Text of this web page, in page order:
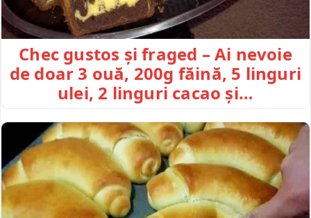
Chec gustos și fraged – Ai nevoie
de doar 3 ouă, 200g făină, 5 linguri
ulei, 2 linguri cacao și…